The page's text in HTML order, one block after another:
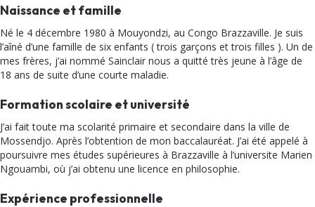
Naissance et famille
Né le 4 décembre 1980 à Mouyondzi, au Congo Brazzaville. Je suis
l’aîné d’une famille de six enfants ( trois garçons et trois filles ). Un de
mes frères, j’ai nommé Sainclair nous a quitté très jeune à l’âge de
18 ans de suite d’une courte maladie.
Formation scolaire et université
J’ai fait toute ma scolarité primaire et secondaire dans la ville de
Mossendjo. Après l’obtention de mon baccalauréat. J’ai été appelé à
poursuivre mes études supérieures à Brazzaville à l’universite Marien
Ngouambi, où j’ai obtenu une licence en philosophie.
Expérience professionnelle